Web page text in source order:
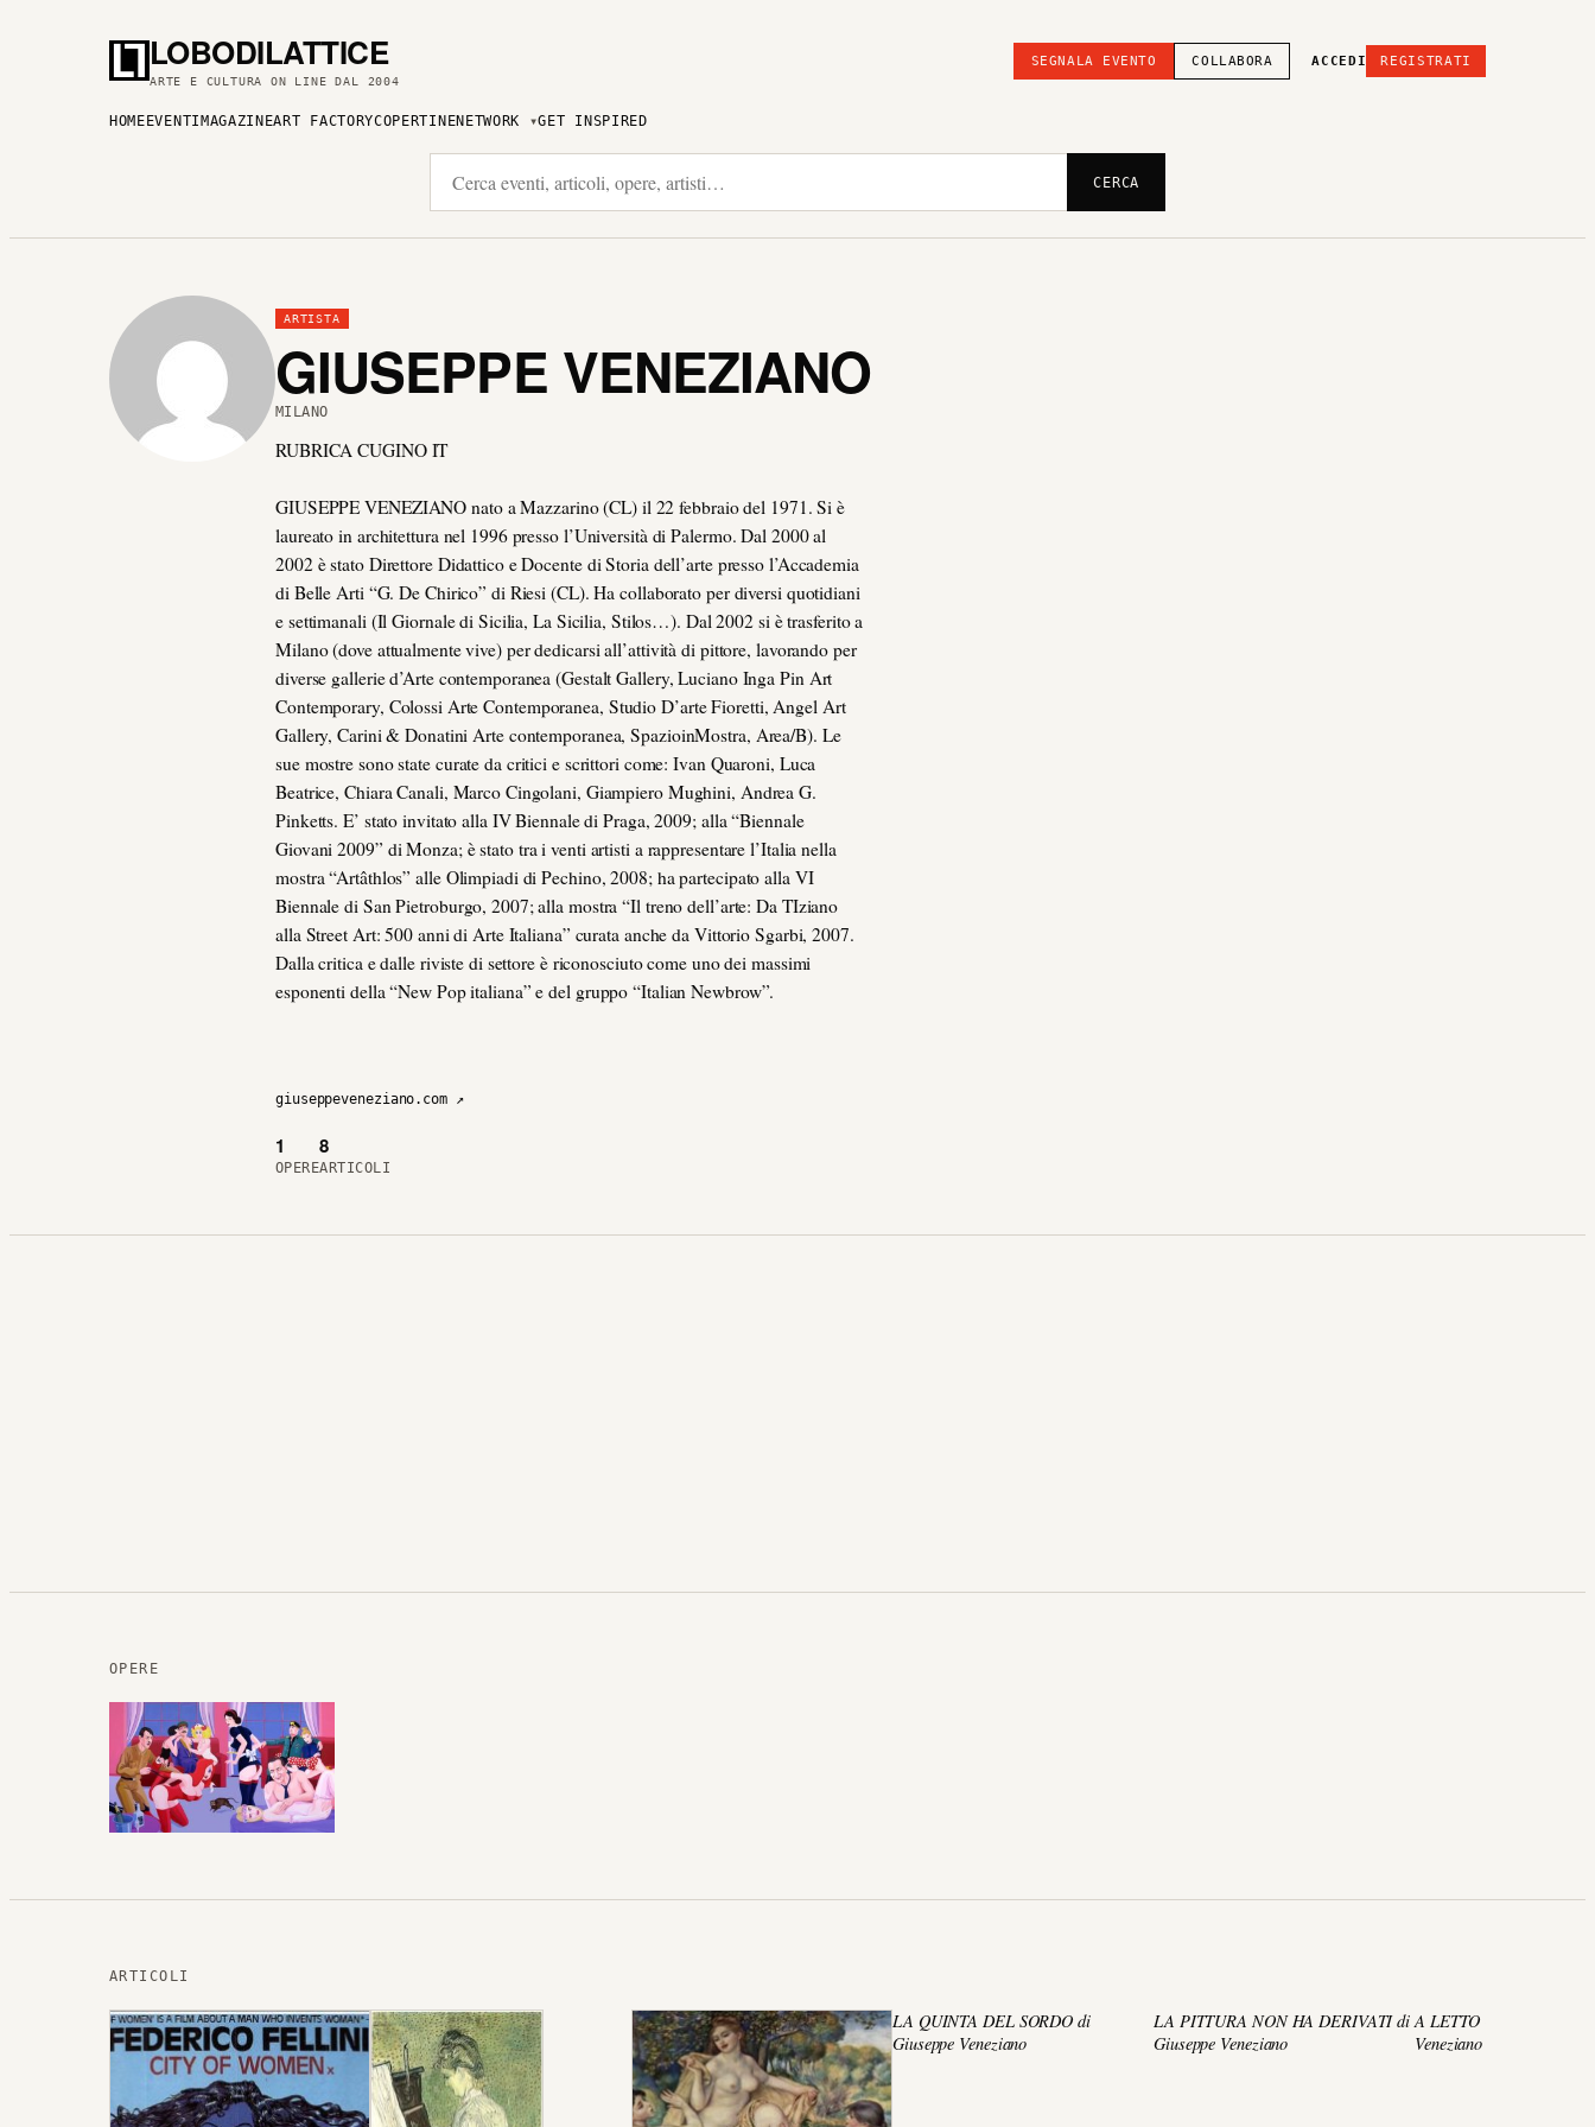
LOBODILATTICE
ARTE E CULTURA ON LINE DAL 2004
SEGNALA EVENTO COLLABORA ACCEDI REGISTRATI
HOME EVENTI MAGAZINEART FACTORYCOPERTINENETWORK GET INSPIRED
CERCA
ARTISTA
GIUSEPPE VENEZIANO
MILANO
RUBRICA CUGINO IT
GIUSEPPE VENEZIANO nato a Mazzarino (CL) il 22 febbraio del 1971. Si è
laureato in architettura nel 1996 presso l’Università di Palermo. Dal 2000 al
2002 è stato Direttore Didattico e Docente di Storia dell’arte presso l’Accademia
di Belle Arti “G. De Chirico” di Riesi (CL). Ha collaborato per diversi quotidiani
e settimanali (Il Giornale di Sicilia, La Sicilia, Stilos…). Dal 2002 si è trasferito a
Milano (dove attualmente vive) per dedicarsi all’attività di pittore, lavorando per
diverse gallerie d’Arte contemporanea (Gestalt Gallery, Luciano Inga Pin Art
Contemporary, Colossi Arte Contemporanea, Studio D’arte Fioretti, Angel Art
Gallery, Carini & Donatini Arte contemporanea, SpazioinMostra, Area/B). Le
sue mostre sono state curate da critici e scrittori come: Ivan Quaroni, Luca
Beatrice, Chiara Canali, Marco Cingolani, Giampiero Mughini, Andrea G.
Pinketts. E’ stato invitato alla IV Biennale di Praga, 2009; alla “Biennale
Giovani 2009” di Monza; è stato tra i venti artisti a rappresentare l’Italia nella
mostra “Artâthlos” alle Olimpiadi di Pechino, 2008; ha partecipato alla VI
Biennale di San Pietroburgo, 2007; alla mostra “Il treno dell’arte: Da TIziano
alla Street Art: 500 anni di Arte Italiana” curata anche da Vittorio Sgarbi, 2007.
Dalla critica e dalle riviste di settore è riconosciuto come uno dei massimi
esponenti della “New Pop italiana” e del gruppo “Italian Newbrow”.
giuseppeveneziano.com ↗
1
OPERE
8
ARTICOLI
OPERE
ARTICOLI
LA QUINTA DEL SORDO di
Giuseppe Veneziano
LA PITTURA NON HA DERIVATI di
Giuseppe Veneziano
A LETTO CON MONET
Veneziano